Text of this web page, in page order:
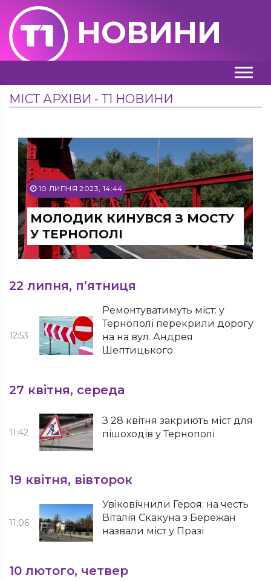
НОВИНИ
МІСТ АРХІВИ - Т1 НОВИНИ
10 ЛИПНЯ 2023, 14:44
МОЛОДИК КИНУВСЯ З МОСТУ
У ТЕРНОПОЛІ
22 липня, п’ятниця
12:53
Ремонтуватимуть міст: у
Тернополі перекрили дорогу
на на вул. Андрея
Шептицького
27 квітня, середа
11:42
З 28 квітня закриють міст для
пішоходів у Тернополі
19 квітня, вівторок
11:06
Увіковічнили Героя: на честь
Віталія Скакуна з Бережан
назвали міст у Празі
10 лютого, четвер